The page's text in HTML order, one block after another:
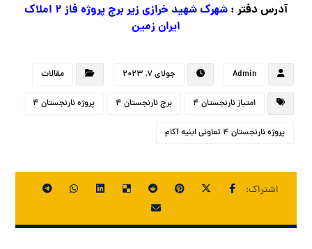
آدرس دفتر :
شهرک شهید خرازی زیر برج پروژه فاز ۲ املاک
ایران زمین
Admin جولای ۷, ۲۰۲۳ مقالات
امتیاز نارنجستان ۴ برج نارنجستان ۴ پروژه نارنجستان ۴
پروژه نارنجستان ۴ تعاونی ابنیه آکام